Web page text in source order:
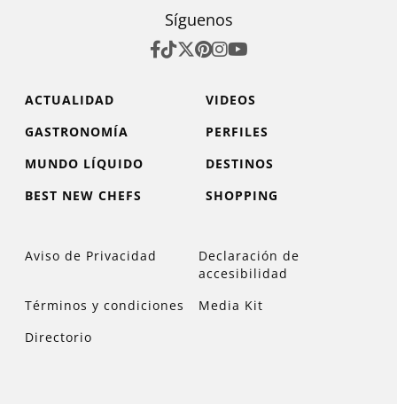
Síguenos
ACTUALIDAD
VIDEOS
GASTRONOMÍA
PERFILES
MUNDO LÍQUIDO
DESTINOS
BEST NEW CHEFS
SHOPPING
Aviso de Privacidad
Declaración de
accesibilidad
Términos y condiciones
Media Kit
Directorio